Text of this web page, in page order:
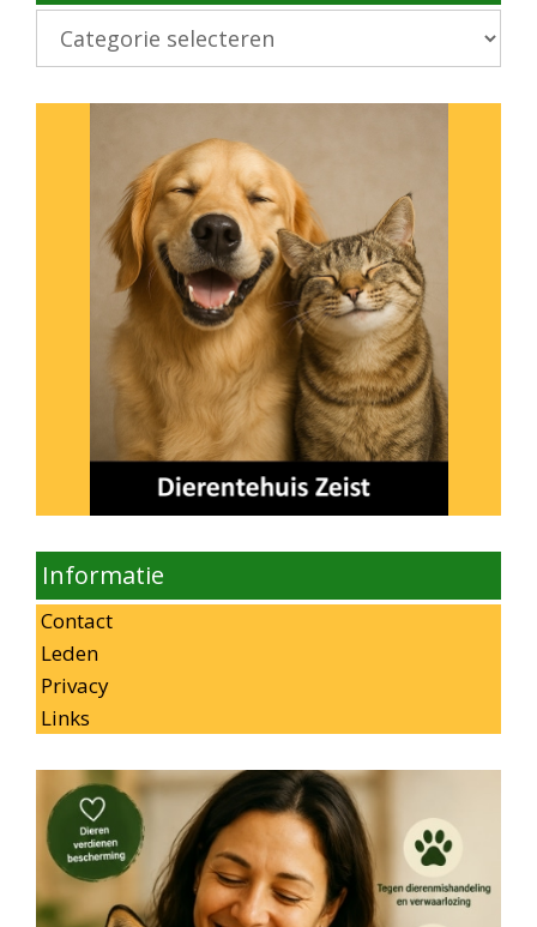
Kies
onderwerp
Informatie
Contact
Leden
Privacy
Links